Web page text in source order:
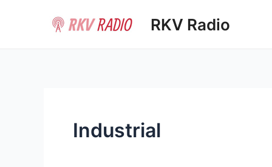
RKV Radio
Industrial